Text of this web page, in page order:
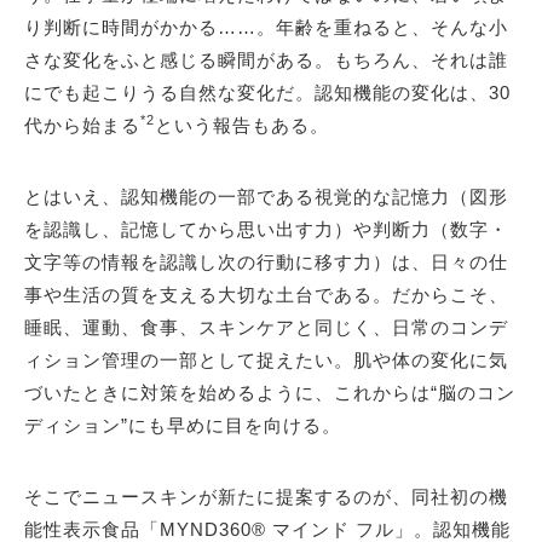
り判断に時間がかかる……。年齢を重ねると、そんな小
さな変化をふと感じる瞬間がある。もちろん、それは誰
にでも起こりうる自然な変化だ。認知機能の変化は、30
代から始まる *2 という報告もある。
とはいえ、認知機能の一部である視覚的な記憶力（図形
を認識し、記憶してから思い出す力）や判断力（数字・
文字等の情報を認識し次の行動に移す力）は、日々の仕
事や生活の質を支える大切な土台である。だからこそ、
睡眠、運動、食事、スキンケアと同じく、日常のコンデ
ィション管理の一部として捉えたい。肌や体の変化に気
づいたときに対策を始めるように、これからは“脳のコン
ディション”にも早めに目を向ける。
そこでニュースキンが新たに提案するのが、同社初の機
能性表示食品「MYND360® マインド フル」。認知機能